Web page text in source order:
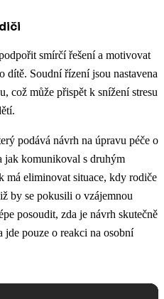
smírčí řešení a motivovat
dítě. Soudní řízení jsou nastavena
což může přispět k snížení stresu
podává návrh na úpravu péče o
jak komunikoval s druhým
má eliminovat situace, kdy rodiče
by se pokusili o vzájemnou
posoudit, zda je návrh skutečně
jde pouze o reakci na osobní